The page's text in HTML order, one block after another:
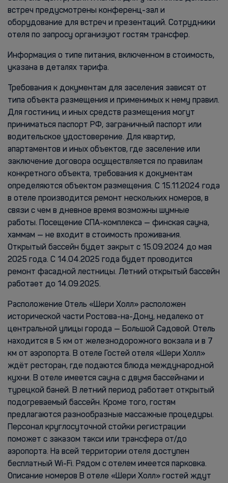
встреч предусмотрены конференц-зал и
оборудование для встреч и презентаций. Сотрудники
отеля по запросу организуют гостям трансфер.
Информация о типе питания, включенном в стоимость,
указана в деталях тарифа.
Требования к документам для заселения зависят от
типа объекта размещения и применимых к нему правил.
Для гостиниц и иных средств размещения могут
приниматься паспорт РФ, заграничный паспорт или
водительское удостоверение. Для квартир,
апартаментов и иных объектов, где заселение или
заключение договора осуществляется по правилам
конкретного объекта, требования к документам
определяются объектом размещения. С 15.11.2024 года
в отеле производится ремонт нескольких номеров, в
связи с чем в дневное время возможны шумные
работы. Посещение СПА-комплекса — финская сауна,
хаммам — не входит в стоимость проживания.
Открытый бассейн будет закрыт с 15.09.2024 до мая
2025 года. С 14.04.2025 года будет проводится
ремонт фасадной лестницы. Летний открытый бассейн
работает до 14.09.2025.
Расположение Отель «Шери Холл» расположен
исторической части Ростова-на-Дону, недалеко от
центральной улицы города — Большой Садовой. Отель
находится в 5 км от железнодорожного вокзала и в 7
км от аэропорта. В отеле Гостей отеля «Шери Холл»
ждёт ресторан, где подаются блюда международной
кухни. В отеле имеется сауна с двумя бассейнами и
турецкой баней. В летний период работает открытый
подогреваемый бассейн. Кроме того, гостям
предлагаются разнообразные массажные процедуры.
Персонал круглосуточной стойки регистрации
поможет с заказом такси или трансфера от/до
аэропорта. На всей территории отеля доступен
бесплатный Wi-Fi. Рядом с отелем имеется парковка.
Описание номеров В отеле «Шери Холл» гостей ждут